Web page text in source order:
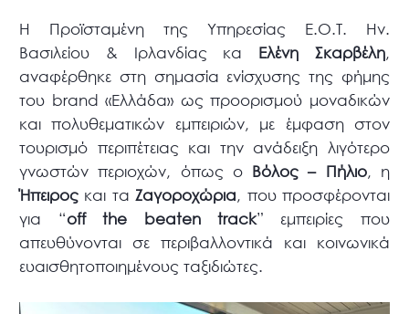
Η Προϊσταμένη της Υπηρεσίας Ε.Ο.Τ. Ην.
Βασιλείου & Ιρλανδίας κα Ελένη Σκαρβέλη,
αναφέρθηκε στη σημασία ενίσχυσης της φήμης
του brand «Ελλάδα» ως προορισμού μοναδικών
και πολυθεματικών εμπειριών, με έμφαση στον
τουρισμό περιπέτειας και την ανάδειξη λιγότερο
γνωστών περιοχών, όπως ο Βόλος – Πήλιο, η
Ήπειρος και τα Ζαγοροχώρια, που προσφέρονται
για “off the beaten track” εμπειρίες που
απευθύνονται σε περιβαλλοντικά και κοινωνικά
ευαισθητοποιημένους ταξιδιώτες.